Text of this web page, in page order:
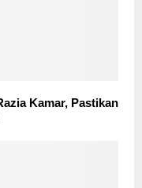
Kamar, Pastikan